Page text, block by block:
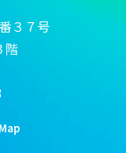
３７号
階